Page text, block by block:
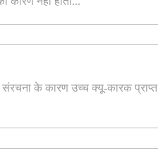
के कारण उच्च क्यू-कारक